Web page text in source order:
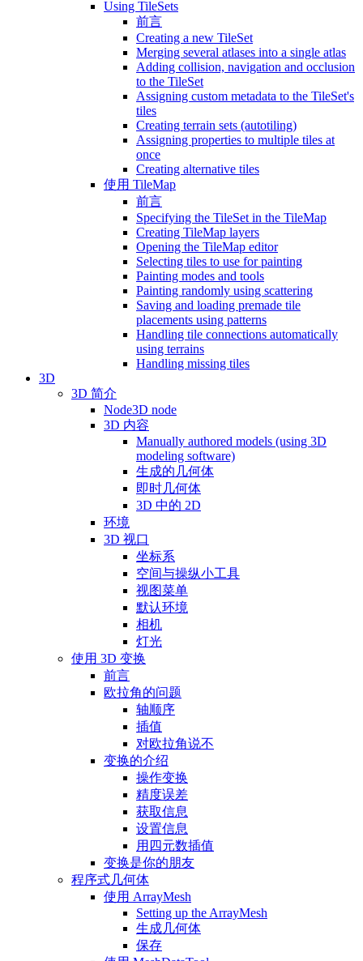
Using TileSets
前言
Creating a new TileSet
Merging several atlases into a single atlas
Adding collision, navigation and occlusion
to the TileSet
Assigning custom metadata to the TileSet's
tiles
Creating terrain sets (autotiling)
Assigning properties to multiple tiles at
once
Creating alternative tiles
使用 TileMap
前言
Specifying the TileSet in the TileMap
Creating TileMap layers
Opening the TileMap editor
Selecting tiles to use for painting
Painting modes and tools
Painting randomly using scattering
Saving and loading premade tile
placements using patterns
Handling tile connections automatically
using terrains
Handling missing tiles
3D
3D 简介
Node3D node
3D 内容
Manually authored models (using 3D
modeling software)
生成的几何体
即时几何体
3D 中的 2D
环境
3D 视口
坐标系
空间与操纵小工具
视图菜单
默认环境
相机
灯光
使用 3D 变换
前言
欧拉角的问题
轴顺序
插值
对欧拉角说不
变换的介绍
操作变换
精度误差
获取信息
设置信息
用四元数插值
变换是你的朋友
程序式几何体
使用 ArrayMesh
Setting up the ArrayMesh
生成几何体
保存